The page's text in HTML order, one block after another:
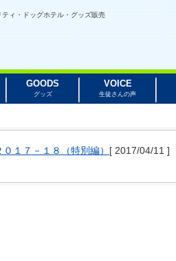
ィ・ドッグホテル・グッズ販売
GOODS
グッズ
VOICE
生徒さんの声
１７－１８（特別編） [ 2017/04/11 ]